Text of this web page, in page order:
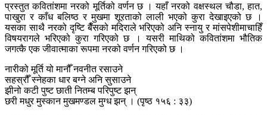
प्रस्तुत कवितांशमा नरको मूर्तिको वर्णन छ । यहाँ नरको वक्षस्थल चौडा, हात,
पाखुरा र काँध बलिष्ठ र मुखमा शूरताको लाली भएको कुरा देखाइएको छ ।
यसका साथै नरको दृष्टि बैँसको मदिराले भरिएको अनि स्नायु र मांसपेशीमाचाहिँ
विषयरागले भरिएको कुरा गरिएको छ । यसरी माथिको कवितांशमा भौतिक
जगत्कै एक जीवात्माका रूपमा नरको वर्णन गरिएको छ ।
नारीको मूर्ति यो मानौँ नवनीत रसाउने
सहस्रौँ स्नेहका धार बग्ने अनि सुसाउने
झीनो कटी पुष्ट छाती नितम्ब परिपुष्ट झन्
छरी मधुर मुस्कान मुखमण्डल मुग्ध झन् । (पृष्ठ १५६ : ३३)